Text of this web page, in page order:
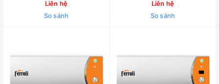
Liên hệ
So sánh
Liên hệ
So sánh